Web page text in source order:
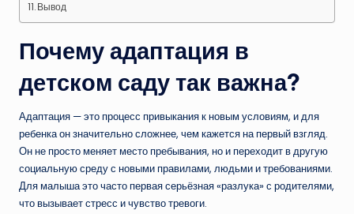
Вывод
Почему адаптация в
детском саду так важна?
Адаптация — это процесс привыкания к новым условиям, и для
ребенка он значительно сложнее, чем кажется на первый взгляд.
Он не просто меняет место пребывания, но и переходит в другую
социальную среду с новыми правилами, людьми и требованиями.
Для малыша это часто первая серьёзная «разлука» с родителями,
что вызывает стресс и чувство тревоги.